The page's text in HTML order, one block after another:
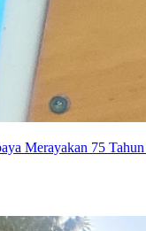
Merayakan 75